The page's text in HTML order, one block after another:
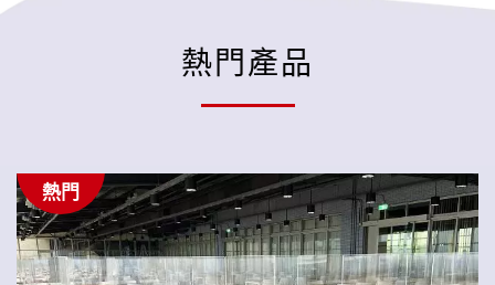
熱門產品
熱門